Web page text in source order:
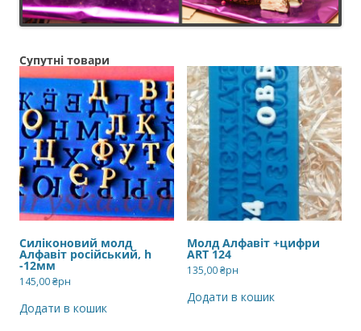
Супутні товари
Силіконовий молд
Алфaвіт російський, h
-12мм
145,00₴рн
Додати в кошик
Молд Алфавіт +цифри
ART 124
135,00₴рн
Додати в кошик